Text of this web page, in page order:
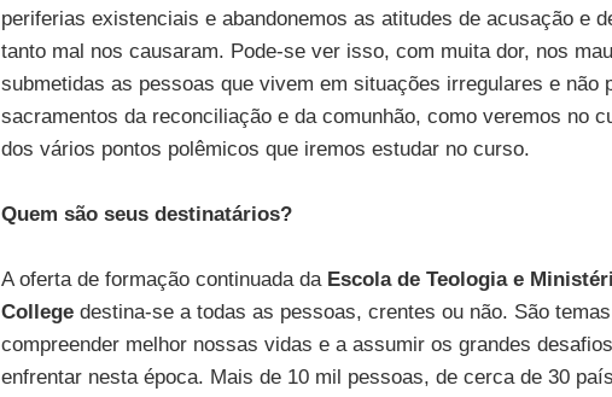
periferias existenciais e abandonemos as atitudes de acusação e
tanto mal nos causaram. Pode-se ver isso, com muita dor, nos
submetidas as pessoas que vivem em situações irregulares e não
sacramentos da reconciliação e da comunhão, como veremos no
dos vários pontos polêmicos que iremos estudar no curso.
Quem são seus destinatários?
A oferta de formação continuada da Escola de Teologia e
Collegedestina-se a todas as pessoas, crentes ou não. São
compreender melhor nossas vidas e a assumir os grandes
enfrentar nesta época. Mais de 10 mil pessoas, de cerca de 30